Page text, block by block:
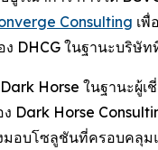
Consulting เพื่
DHCG ในฐานะบริษั
Horse ในฐานะผู้
Dark Horse
มอบโซลูชันที่ครอบคลุ